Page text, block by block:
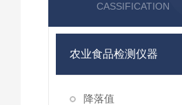
CASSIFICATION
农业食品检测仪器
降落值